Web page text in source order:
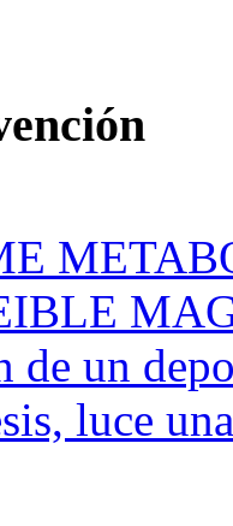
de un
luce